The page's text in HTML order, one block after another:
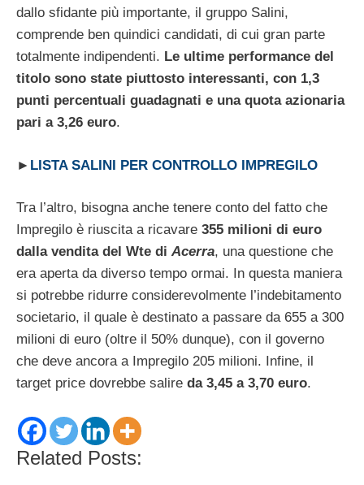
dallo sfidante più importante, il gruppo Salini,
comprende ben quindici candidati, di cui gran parte
totalmente indipendenti. Le ultime performance del
titolo sono state piuttosto interessanti, con 1,3
punti percentuali guadagnati e una quota azionaria
pari a 3,26 euro.
► LISTA SALINI PER CONTROLLO IMPREGILO
Tra l’altro, bisogna anche tenere conto del fatto che
Impregilo è riuscita a ricavare 355 milioni di euro
dalla vendita del Wte di Acerra, una questione che
era aperta da diverso tempo ormai. In questa maniera
si potrebbe ridurre considerevolmente l’indebitamento
societario, il quale è destinato a passare da 655 a 300
milioni di euro (oltre il 50% dunque), con il governo
che deve ancora a Impregilo 205 milioni. Infine, il
target price dovrebbe salire da 3,45 a 3,70 euro.
Related Posts: